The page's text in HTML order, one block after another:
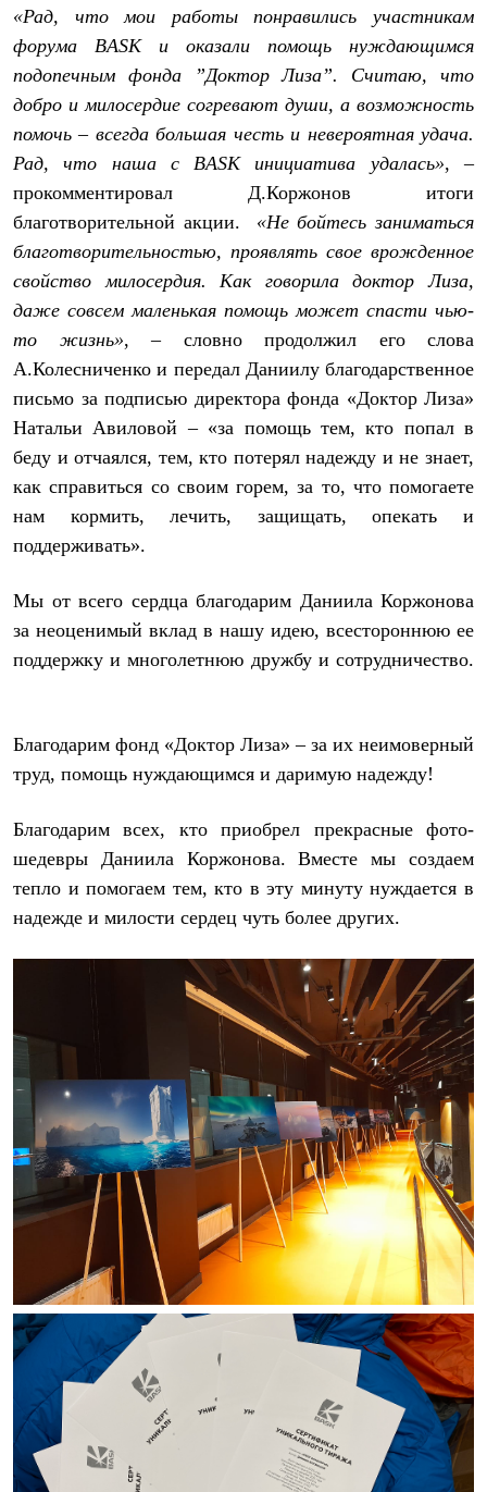
PEAK
ЗА ПОЛЯРНЫМ КРУГОМ
TREK
BASK kids
BASK juno
ИДЁМ В ПОХОД
Дневник капитана
Каталог дилеров
Компания
Баск сегодня
Отцы основатели
Производство
Баск в вашем городе
Контроль качества
Технологии
Команда Баск
Дилерам
Стать дилером
Услуги
Медиа
«Рад, что мои работы понравились участникам
форума BASKи оказали помощь нуждающимся
подопечным фонда ”Доктор Лиза”. Считаю, что
добро и милосердие согревают души, а возможность
помочь – всегда большая честь и невероятная удача.
Рад, что наша сBASKинициатива удалась», –
прокомментировал Д.Коржонов итоги
благотворительной акции. «Не бойтесь заниматься
благотворительностью, проявлять свое врожденное
свойство милосердия. Как говорила доктор Лиза,
даже совсем маленькая помощь может спасти чью-
то жизнь», – словно продолжил его слова
А.Колесниченко и передал Даниилу благодарственное
письмо за подписью директора фонда «Доктор Лиза»
Натальи Авиловой – «за помощь тем, кто попал в
беду и отчаялся, тем, кто потерял надежду и не знает,
как справиться со своим горем, за то, что помогаете
нам кормить, лечить, защищать, опекать и
поддерживать».
Мы от всего сердца благодарим Даниила Коржонова
за неоценимый вклад в нашу идею, всестороннюю ее
поддержку и многолетнюю дружбу и сотрудничество.
Благодарим фонд «Доктор Лиза» – за их неимоверный
труд, помощь нуждающимся и даримую надежду!
Благодарим всех, кто приобрел прекрасные фото-
шедевры Даниила Коржонова. Вместе мы создаем
тепло и помогаем тем, кто в эту минуту нуждается в
надежде и милости сердец чуть более других.